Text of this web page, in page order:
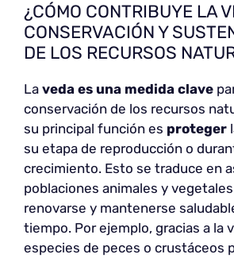
¿CÓMO CONTRIBUYE LA
CONSERVACIÓN Y
DE LOS RECURSOS
La veda es una medida clave
conservación de los recursos
su principal función es proteger
su etapa de reproducción o
crecimiento. Esto se traduce en
poblaciones animales y
renovarse y mantenerse
tiempo. Por ejemplo, gracias a la
especies de peces o crustáceos